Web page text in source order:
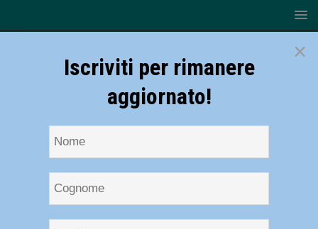
×
Iscriviti per rimanere
aggiornato!